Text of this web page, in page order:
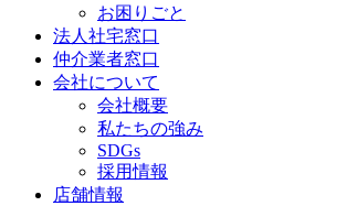
お困りごと
法人社宅窓口
仲介業者窓口
会社について
会社概要
私たちの強み
SDGs
採用情報
店舗情報